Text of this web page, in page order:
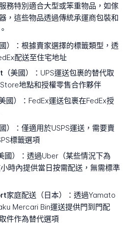
務特別適合大型或笨重物品，如傢
，這些物品透過傳統承運商包裝和
）： 根據賣家選擇的標籤類型，透
配送至住宅地址
美國）： UPS運送包裹的替代取
地點和授權零售合作夥伴
國）： FedEx運送包裹在FedEx授
）： 僅適用於USPS運送，需要賣
標籤選項
）： 透過Uber（某些情況下為
時內提供當日按需配送，無需標準
庭配送（日本）： 透過Yamato
Mercari Bin運送提供門到門配
件作為替代選項